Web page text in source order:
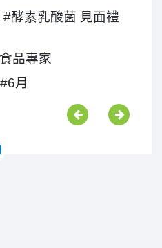
酵素乳酸菌 見面禮
品專家
月